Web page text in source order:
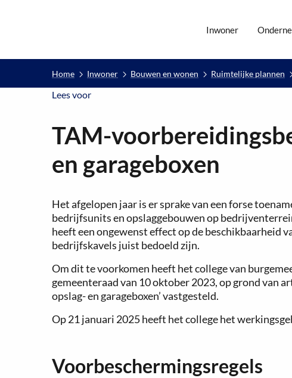
Inwoner
Home Inwoner Bouwen en wonen Ruimtelijke plannen
Lees voorLees voor
TAM-
en garageboxen
Het afgelopen jaar is er sprake van een forse
bedrijfsunits en opslaggebouwen op
heeft een ongewenst effect op de beschikbaarheid
bedrijfskavels juist bedoeld zijn.
Om dit te voorkomen heeft het college van
gemeenteraad van 10 oktober 2023, op grond van
opslag- en garageboxen’ vastgesteld.
Op 21 januari 2025 heeft het college het
Voorbeschermingsregels